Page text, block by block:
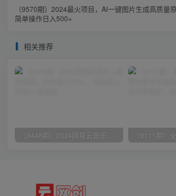
（9570期）2024最火项目，AI一键图片生成高质量
简单操作日入500+
相关推荐
（9448期）2024网易云音乐人挂机项目，单机日入150+，无脑月入5000+